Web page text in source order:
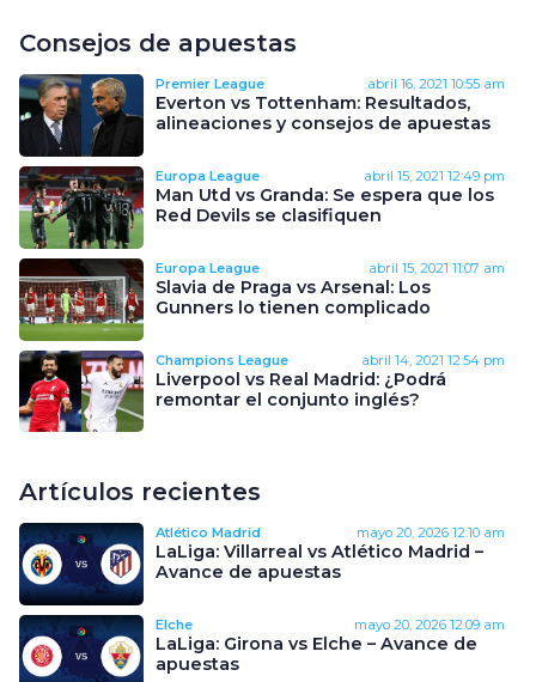
Consejos de apuestas
Premier League abril 16, 2021 10:55 am
Everton vs Tottenham: Resultados,
alineaciones y consejos de apuestas
Europa League abril 15, 2021 12:49 pm
Man Utd vs Granda: Se espera que los
Red Devils se clasifiquen
Europa League abril 15, 2021 11:07 am
Slavia de Praga vs Arsenal: Los
Gunners lo tienen complicado
Champions League abril 14, 2021 12:54 pm
Liverpool vs Real Madrid: ¿Podrá
remontar el conjunto inglés?
Artículos recientes
Atlético Madrid mayo 20, 2026 12:10 am
LaLiga: Villarreal vs Atlético Madrid –
Avance de apuestas
Elche mayo 20, 2026 12:09 am
LaLiga: Girona vs Elche – Avance de
apuestas